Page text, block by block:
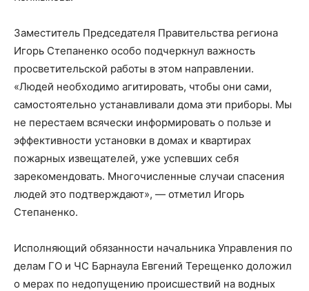
Заместитель Председателя Правительства региона
Игорь Степаненко особо подчеркнул важность
просветительской работы в этом направлении.
«Людей необходимо агитировать, чтобы они сами,
самостоятельно устанавливали дома эти приборы. Мы
не перестаем всячески информировать о пользе и
эффективности установки в домах и квартирах
пожарных извещателей, уже успевших себя
зарекомендовать. Многочисленные случаи спасения
людей это подтверждают», — отметил Игорь
Степаненко.
Исполняющий обязанности начальника Управления по
делам ГО и ЧС Барнаула Евгений Терещенко доложил
о мерах по недопущению происшествий на водных